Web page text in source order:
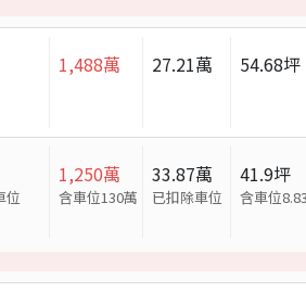
1,488萬 27.21萬 54.68坪
位
1,250萬
含車位130萬
33.87萬
已扣除車位
41.9坪
含車位